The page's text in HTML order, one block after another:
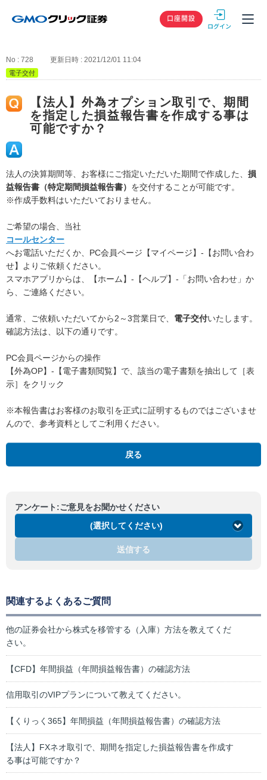
GMOクリック
口座開設
No : 728 更新日時 : 2021/12/01 11:04
電子交付
【法人】外為オプション取引で、期間
を指定した損益報告書を作成する事は
可能ですか？
法人の決算期間等、お客様にご指定いただいた期間で作成した、 損
益報告書（特定期間損益報告書） を交付することが可能です。
※作成手数料はいただいておりません。
ご希望の場合、当社
コールセンター
へお電話いただくか、PC会員ページ【マイページ】-【お問い合わ
せ】よりご依頼ください。
スマホアプリからは、【ホーム】-【ヘルプ】-「お問い合わせ」か
ら、ご連絡ください。
通常、ご依頼いただいてから2～3営業日で、 電子交付いたします。
確認方法は、以下の通りです。
PC会員ページからの操作
【外為OP】-【電子書類閲覧】で、該当の電子書類を抽出して［表
示］をクリック
※本報告書はお客様のお取引を正式に証明するものではございませ
んので、参考資料としてご利用ください。
戻る
アンケート:ご意見をお聞かせください
(選択してください)
送信する
関連するよくあるご質問
他の証券会社から株式を移管する（入庫）方法を教えてくだ
さい。
【CFD】年間損益（年間損益報告書）の確認方法
信用取引のVIPプランについて教えてください。
【くりっく365】年間損益（年間損益報告書）の確認方法
【法人】FXネオ取引で、期間を指定した損益報告書を作成す
る事は可能ですか？